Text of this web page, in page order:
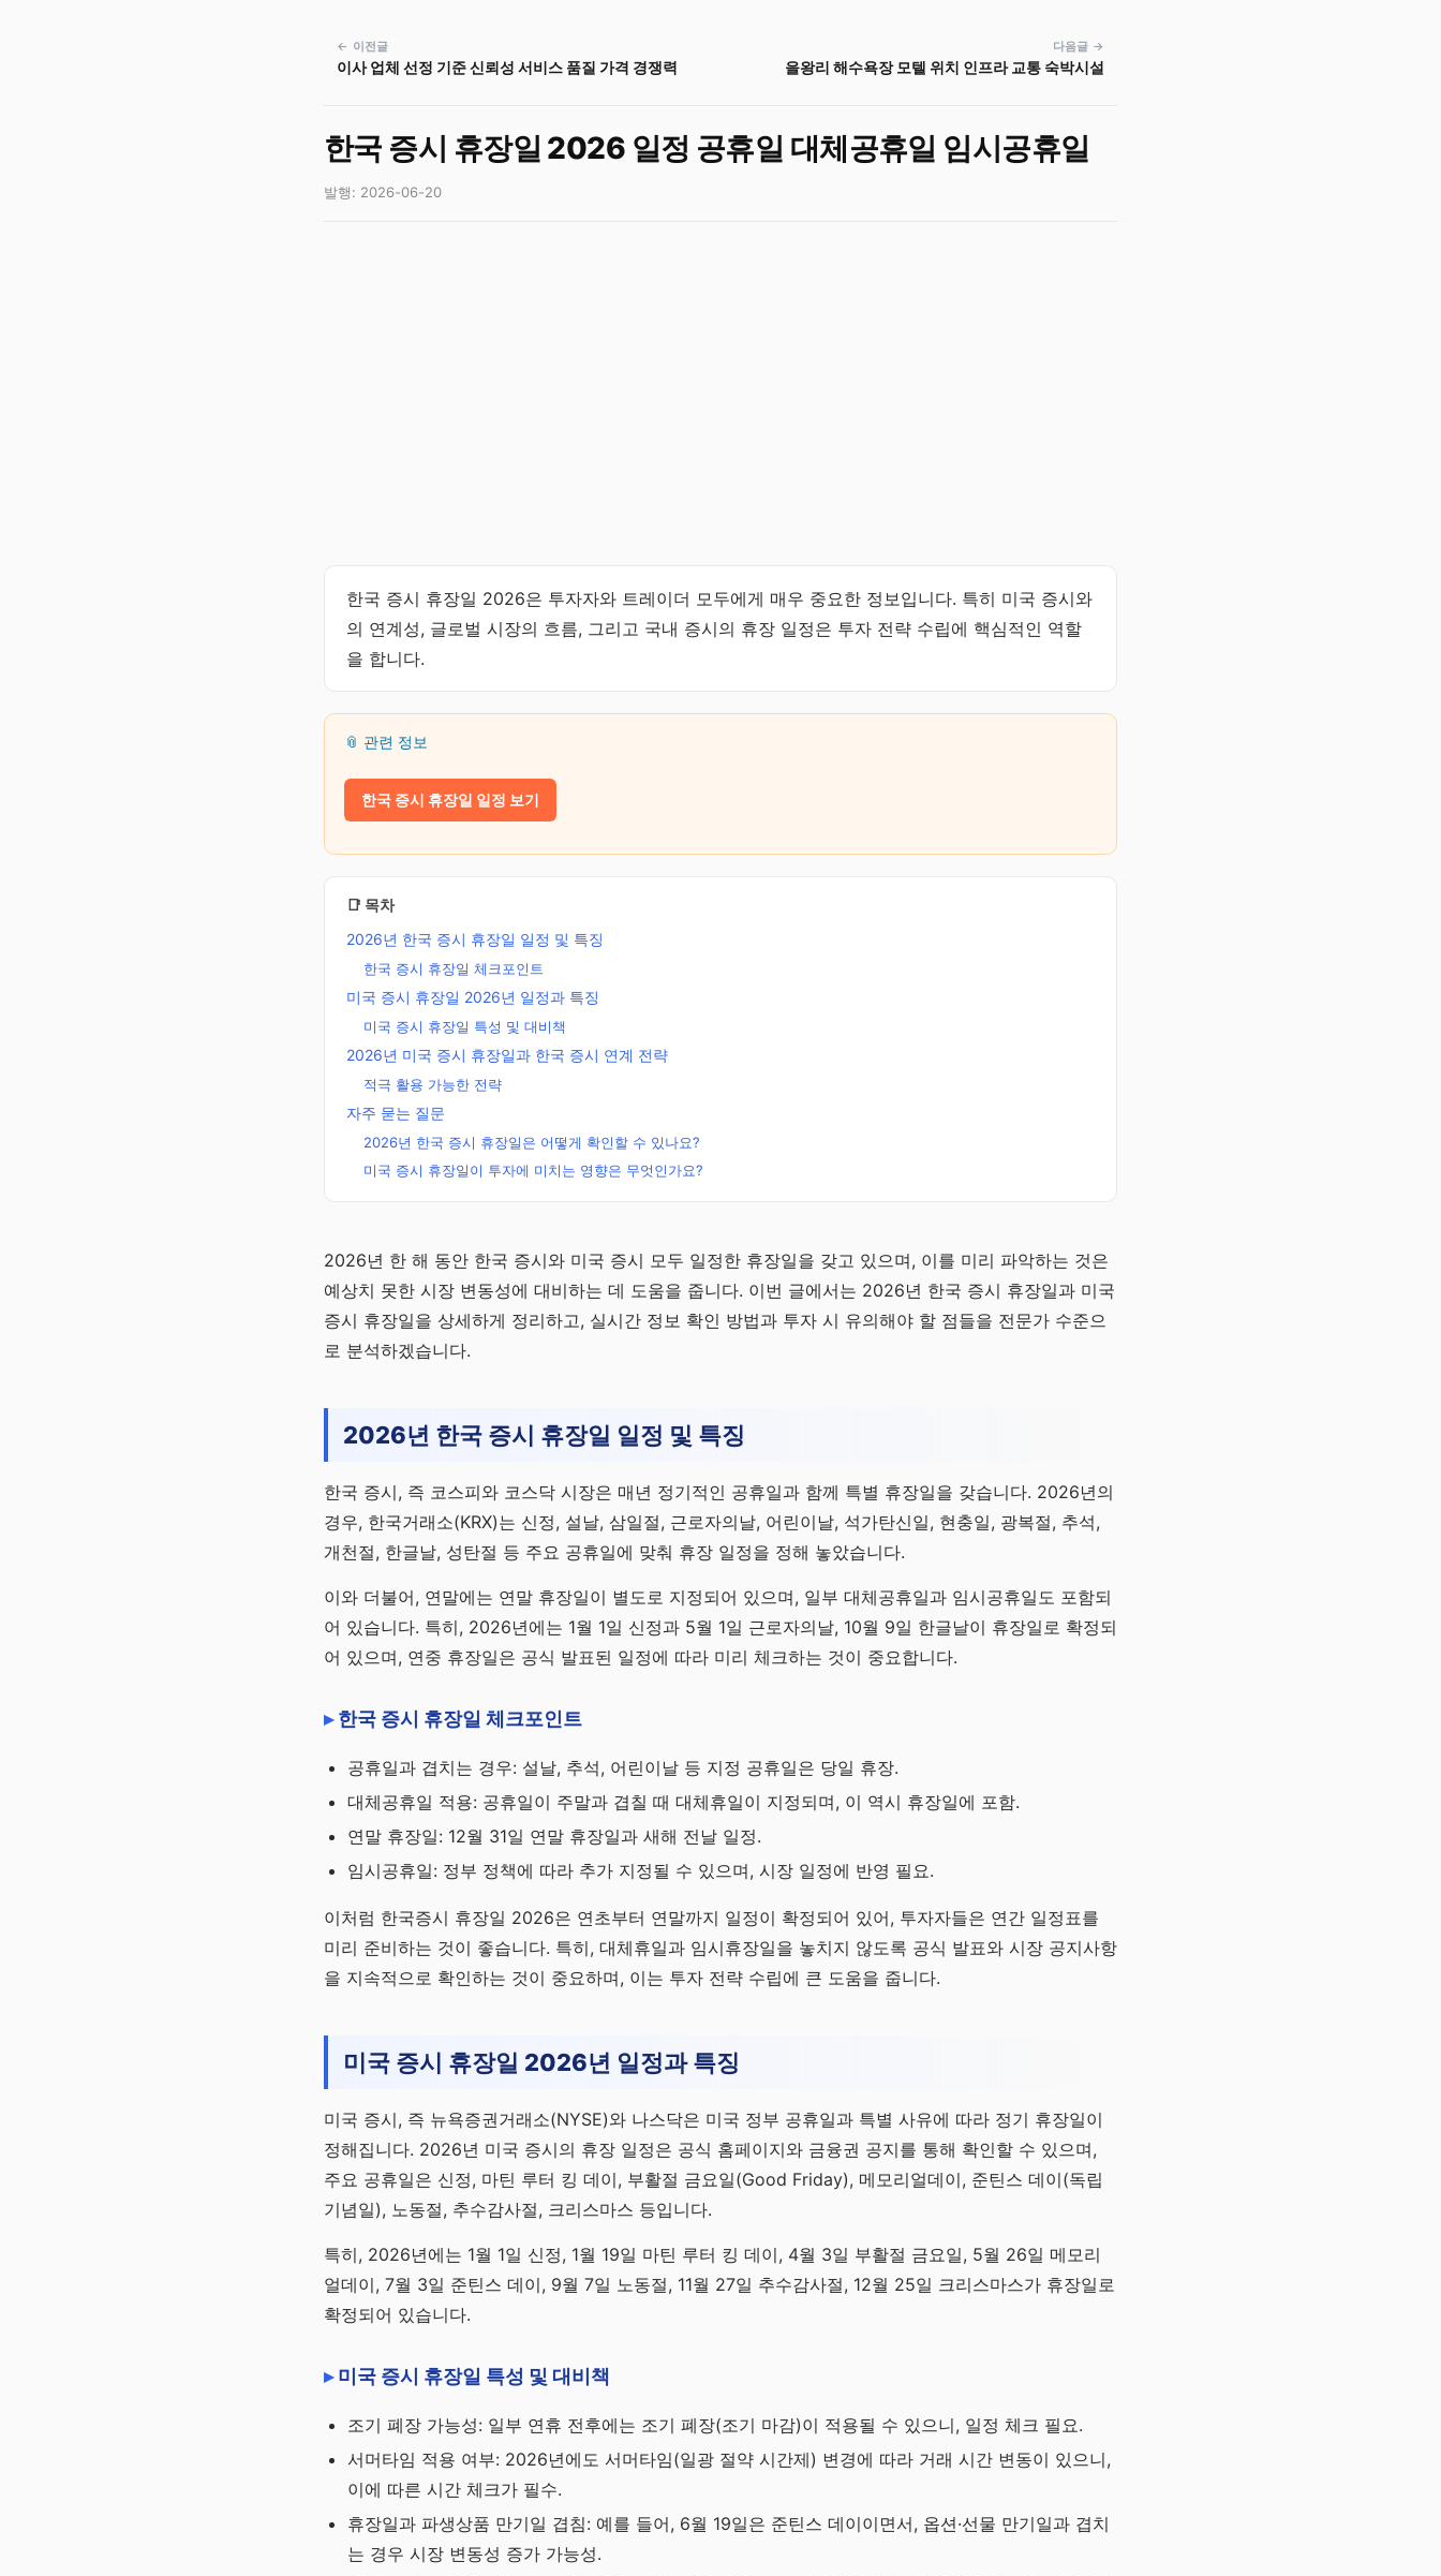
← 이전글
이사 업체 선정 기준 신뢰성 서비스 품질 가격 경쟁력
다음글 →
을왕리 해수욕장 모텔 위치 인프라 교통 숙박시설
한국 증시 휴장일 2026 일정 공휴일 대체공휴일 임시공휴일
발행: 2026-06-20
한국 증시 휴장일 2026은 투자자와 트레이더 모두에게 매우 중요한 정보입니다. 특히 미국 증시와
의 연계성, 글로벌 시장의 흐름, 그리고 국내 증시의 휴장 일정은 투자 전략 수립에 핵심적인 역할
을 합니다.
📎 관련 정보
한국 증시 휴장일 일정 보기
📑 목차
2026년 한국 증시 휴장일 일정 및 특징
한국 증시 휴장일 체크포인트
미국 증시 휴장일 2026년 일정과 특징
미국 증시 휴장일 특성 및 대비책
2026년 미국 증시 휴장일과 한국 증시 연계 전략
적극 활용 가능한 전략
자주 묻는 질문
2026년 한국 증시 휴장일은 어떻게 확인할 수 있나요?
미국 증시 휴장일이 투자에 미치는 영향은 무엇인가요?
잠자는 내
숨은돈 알리미
에서 확인해요
2026년 한 해 동안 한국 증시와 미국 증시 모두 일정한 휴장일을 갖고 있으며, 이를 미리 파악하는 것은
예상치 못한 시장 변동성에 대비하는 데 도움을 줍니다. 이번 글에서는 2026년 한국 증시 휴장일과 미국
증시 휴장일을 상세하게 정리하고, 실시간 정보 확인 방법과 투자 시 유의해야 할 점들을 전문가 수준으
로 분석하겠습니다.
2026년 한국 증시 휴장일 일정 및 특징
한국 증시, 즉 코스피와 코스닥 시장은 매년 정기적인 공휴일과 함께 특별 휴장일을 갖습니다. 2026년의
경우, 한국거래소(KRX)는 신정, 설날, 삼일절, 근로자의날, 어린이날, 석가탄신일, 현충일, 광복절, 추석,
개천절, 한글날, 성탄절 등 주요 공휴일에 맞춰 휴장 일정을 정해 놓았습니다.
이와 더불어, 연말에는 연말 휴장일이 별도로 지정되어 있으며, 일부 대체공휴일과 임시공휴일도 포함되
어 있습니다. 특히, 2026년에는 1월 1일 신정과 5월 1일 근로자의날, 10월 9일 한글날이 휴장일로 확정되
어 있으며, 연중 휴장일은 공식 발표된 일정에 따라 미리 체크하는 것이 중요합니다.
한국 증시 휴장일 체크포인트
공휴일과 겹치는 경우: 설날, 추석, 어린이날 등 지정 공휴일은 당일 휴장.
대체공휴일 적용: 공휴일이 주말과 겹칠 때 대체휴일이 지정되며, 이 역시 휴장일에 포함.
연말 휴장일: 12월 31일 연말 휴장일과 새해 전날 일정.
임시공휴일: 정부 정책에 따라 추가 지정될 수 있으며, 시장 일정에 반영 필요.
이처럼 한국증시 휴장일 2026은 연초부터 연말까지 일정이 확정되어 있어, 투자자들은 연간 일정표를
미리 준비하는 것이 좋습니다. 특히, 대체휴일과 임시휴장일을 놓치지 않도록 공식 발표와 시장 공지사항
을 지속적으로 확인하는 것이 중요하며, 이는 투자 전략 수립에 큰 도움을 줍니다.
미국 증시 휴장일 2026년 일정과 특징
미국 증시, 즉 뉴욕증권거래소(NYSE)와 나스닥은 미국 정부 공휴일과 특별 사유에 따라 정기 휴장일이
정해집니다. 2026년 미국 증시의 휴장 일정은 공식 홈페이지와 금융권 공지를 통해 확인할 수 있으며,
주요 공휴일은 신정, 마틴 루터 킹 데이, 부활절 금요일(Good Friday), 메모리얼데이, 준틴스 데이(독립
기념일), 노동절, 추수감사절, 크리스마스 등입니다.
특히, 2026년에는 1월 1일 신정, 1월 19일 마틴 루터 킹 데이, 4월 3일 부활절 금요일, 5월 26일 메모리
얼데이, 7월 3일 준틴스 데이, 9월 7일 노동절, 11월 27일 추수감사절, 12월 25일 크리스마스가 휴장일로
확정되어 있습니다.
미국 증시 휴장일 특성 및 대비책
조기 폐장 가능성: 일부 연휴 전후에는 조기 폐장(조기 마감)이 적용될 수 있으니, 일정 체크 필요.
서머타임 적용 여부: 2026년에도 서머타임(일광 절약 시간제) 변경에 따라 거래 시간 변동이 있으니,
이에 따른 시간 체크가 필수.
휴장일과 파생상품 만기일 겹침: 예를 들어, 6월 19일은 준틴스 데이이면서, 옵션·선물 만기일과 겹치
는 경우 시장 변동성 증가 가능성.